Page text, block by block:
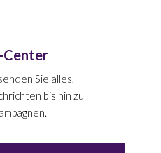
Center
Sie alles,
bis hin zu